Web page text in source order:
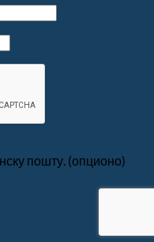
пошту. (опционо)